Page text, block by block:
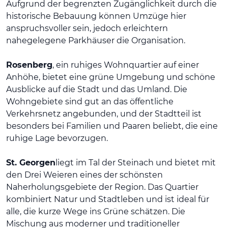
Aufgrund der begrenzten Zugänglichkeit durch die
historische Bebauung können Umzüge hier
anspruchsvoller sein, jedoch erleichtern
nahegelegene Parkhäuser die Organisation.
Rosenberg, ein ruhiges Wohnquartier auf einer
Anhöhe, bietet eine grüne Umgebung und schöne
Ausblicke auf die Stadt und das Umland. Die
Wohngebiete sind gut an das öffentliche
Verkehrsnetz angebunden, und der Stadtteil ist
besonders bei Familien und Paaren beliebt, die eine
ruhige Lage bevorzugen.
St. Georgen liegt im Tal der Steinach und bietet mit
den Drei Weieren eines der schönsten
Naherholungsgebiete der Region. Das Quartier
kombiniert Natur und Stadtleben und ist ideal für
alle, die kurze Wege ins Grüne schätzen. Die
Mischung aus moderner und traditioneller